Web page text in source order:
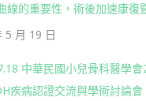
線的重要性，術後加速康復
5 月 19 日
中華民國小兒骨科醫學
疾病認證交流與學術討論會